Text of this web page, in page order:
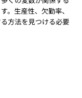
。生産性、欠勤率、
方法を見つける必要